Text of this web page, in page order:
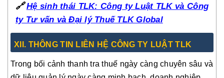
🔗 Hệ sinh thái TLK: Công ty Luật TLK và Công
ty Tư vấn và Đại lý Thuế TLK Global
XI . THÔNG TIN LIÊN HỆ CÔNG TY LUẬT TLK
Trong bối cảnh thanh tra thuế ngày càng chuyên sâu và